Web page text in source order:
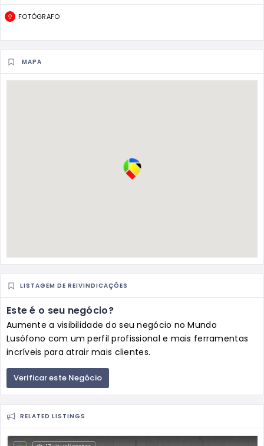
FOTÓGRAFO
MAPA
LISTAGEM DE REIVINDICAÇÕES
Este é o seu negócio?
Aumente a visibilidade do seu negócio no Mundo
Lusófono com um perfil profissional e mais ferramentas
incríveis para atrair mais clientes.
Verificar este Negócio
RELATED LISTINGS